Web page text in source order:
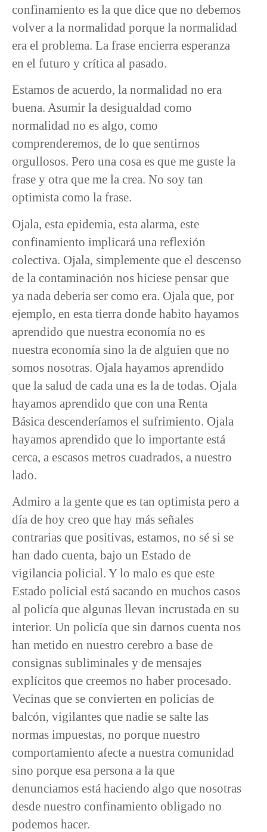
confinamiento es la que dice que no debemos
volver a la normalidad porque la normalidad
era el problema. La frase encierra esperanza
en el futuro y crítica al pasado.
Estamos de acuerdo, la normalidad no era
buena. Asumir la desigualdad como
normalidad no es algo, como
comprenderemos, de lo que sentirnos
orgullosos. Pero una cosa es que me guste la
frase y otra que me la crea. No soy tan
optimista como la frase.
Ojala, esta epidemia, esta alarma, este
confinamiento implicará una reflexión
colectiva. Ojala, simplemente que el descenso
de la contaminación nos hiciese pensar que
ya nada debería ser como era. Ojala que, por
ejemplo, en esta tierra donde habito hayamos
aprendido que nuestra economía no es
nuestra economía sino la de alguien que no
somos nosotras. Ojala hayamos aprendido
que la salud de cada una es la de todas. Ojala
hayamos aprendido que con una Renta
Básica descenderíamos el sufrimiento. Ojala
hayamos aprendido que lo importante está
cerca, a escasos metros cuadrados, a nuestro
lado.
Admiro a la gente que es tan optimista pero a
día de hoy creo que hay más señales
contrarias que positivas, estamos, no sé si se
han dado cuenta, bajo un Estado de
vigilancia policial. Y lo malo es que este
Estado policial está sacando en muchos casos
al policía que algunas llevan incrustada en su
interior. Un policía que sin darnos cuenta nos
han metido en nuestro cerebro a base de
consignas subliminales y de mensajes
explícitos que creemos no haber procesado.
Vecinas que se convierten en policías de
balcón, vigilantes que nadie se salte las
normas impuestas, no porque nuestro
comportamiento afecte a nuestra comunidad
sino porque esa persona a la que
denunciamos está haciendo algo que nosotras
desde nuestro confinamiento obligado no
podemos hacer.